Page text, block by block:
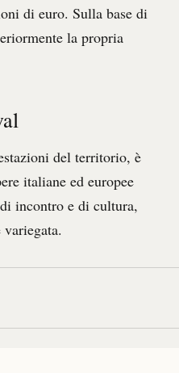
di euro. Sulla base di
la propria
del territorio, è
italiane ed europee
incontro e di cultura,